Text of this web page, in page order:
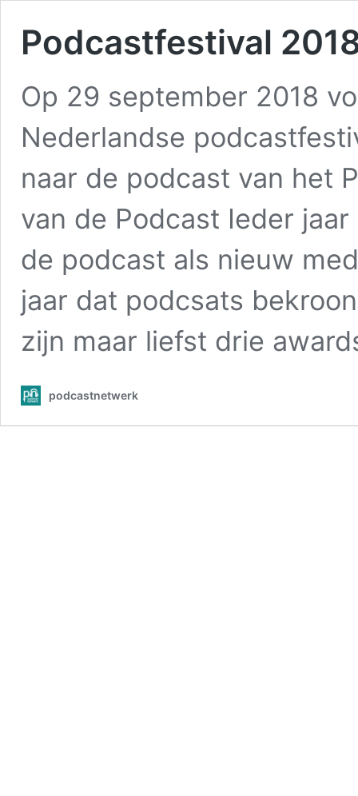
Podcastfestival
Op 29 september 2018
Nederlandse
naar de podcast van het
van de Podcast Ieder
de podcast als nieuw
jaar dat podcsats
zijn maar liefst drie
podcastnetwerk